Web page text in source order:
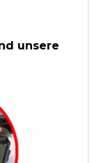
unsere